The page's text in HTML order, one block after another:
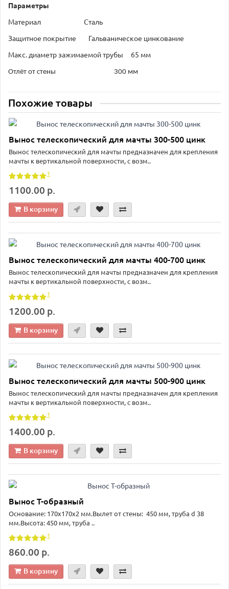
Параметры
Материал Сталь
Защитное покрытие Гальваническое цинкование
Maкс. диаметр зажимаемой трубы 65 мм
Отлёт от стены 300 мм
Похожие товары
Вынос телескопический для мачты 300-500 цинк
Вынос телескопический для мачты предназначен для крепления
мачты к вертикальной поверхности, с возм..
1
1100.00 р.
В корзину
Вынос телескопический для мачты 400-700 цинк
Вынос телескопический для мачты предназначен для крепления
мачты к вертикальной поверхности, с возм..
1
1200.00 р.
В корзину
Вынос телескопический для мачты 500-900 цинк
Вынос телескопический для мачты предназначен для крепления
мачты к вертикальной поверхности, с возм..
1
1400.00 р.
В корзину
Вынос T-образный
Основание: 170x170x2 мм.Вылет от стены: 450 мм, труба d 38
мм.Высота: 450 мм, труба ..
1
860.00 р.
В корзину